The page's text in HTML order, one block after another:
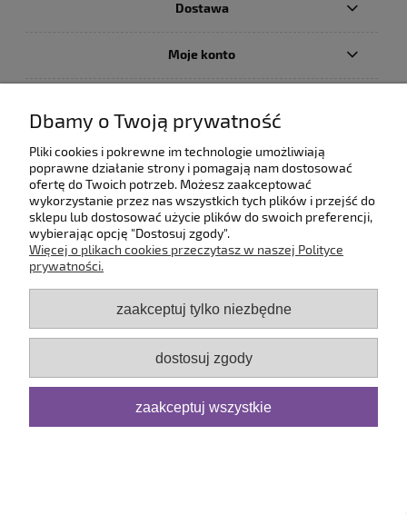
Dostawa
Moje konto
O firmie
pokaż pełną wersję strony
Sklep internetowy Shoper.pl
Dbamy o Twoją prywatność
Pliki cookies i pokrewne im technologie umożliwiają
poprawne działanie strony i pomagają nam dostosować
ofertę do Twoich potrzeb. Możesz zaakceptować
wykorzystanie przez nas wszystkich tych plików i przejść do
sklepu lub dostosować użycie plików do swoich preferencji,
wybierając opcję "Dostosuj zgody".
Więcej o plikach cookies przeczytasz w naszej Polityce
prywatności.
zaakceptuj tylko niezbędne
dostosuj zgody
zaakceptuj wszystkie